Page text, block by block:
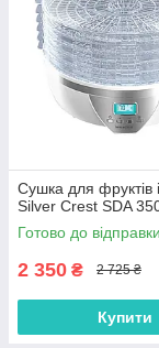
Сушка для фруктів
Silver Crest SDA
Готово до відправки
2 350 ₴ 2 725 ₴
Купити